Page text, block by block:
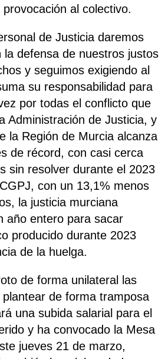
al colectivo.
de Justicia daremos
la defensa de nuestros justos
y seguimos exigiendo al
su responsabilidad para
por todas el conflicto que
Administración de Justicia, y
la Región de Murcia alcanza
de récord, con casi cerca
sin resolver durante el 2023
con un 13,1% menos
la justicia murciana
año entero para sacar
producido durante 2023
de la huelga.
de forma unilateral las
plantear de forma tramposa
una subida salarial para el
y ha convocado la Mesa
jueves 21 de marzo,